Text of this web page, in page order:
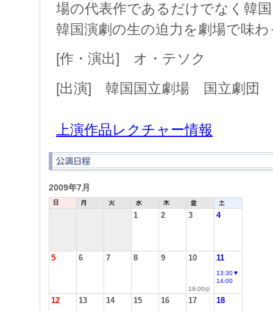
場の代表作であるだけでなく韓
韓国演劇の生の迫力を劇場で味
[作・演出] オ・テソク
[出演] 韓国国立劇場 国立劇団
上演作品レクチャー情報
2009年7月
1 2 3 4
5 6 7 8 9 10
19:00◎
11
13:30▼
14:00
12 13 14 15 16 17 18